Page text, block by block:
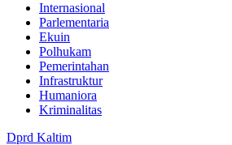
Internasional
Parlementaria
Ekuin
Polhukam
Pemerintahan
Infrastruktur
Humaniora
Kriminalitas
Dprd Kaltim